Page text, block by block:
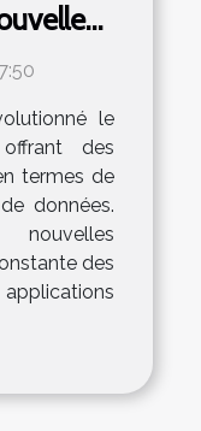
le
des
termes de
données.
des